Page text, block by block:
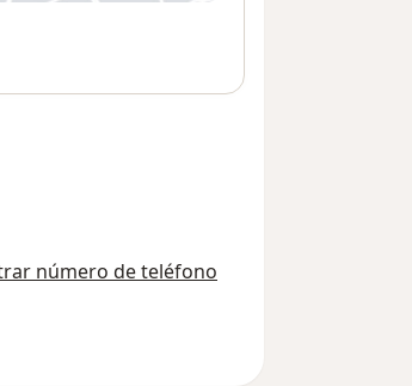
número de teléfono